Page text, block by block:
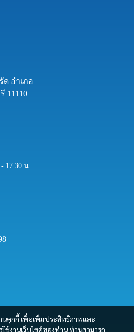
นคุกกี้ เพื่อเพิ่มประสิทธิภาพและ
ช้งานเว็บไซต์ของท่าน ท่านสามารถ
ด อำเภอ
11110
17.30 น.